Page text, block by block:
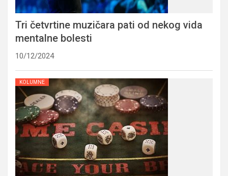
Tri četvrtine muzičara pati od nekog vida
mentalne bolesti
10/12/2024
KOLUMNE